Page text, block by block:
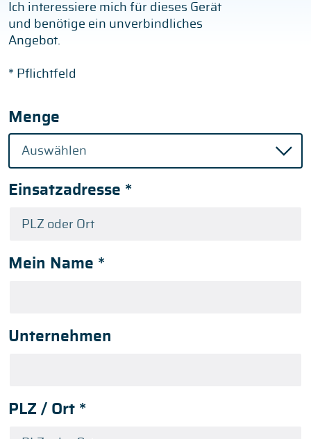
Ich interessiere mich für dieses Gerät
und benötige ein unverbindliches
Angebot.
* Pflichtfeld
Menge
Einsatzadresse *
Mein Name *
Unternehmen
PLZ / Ort *